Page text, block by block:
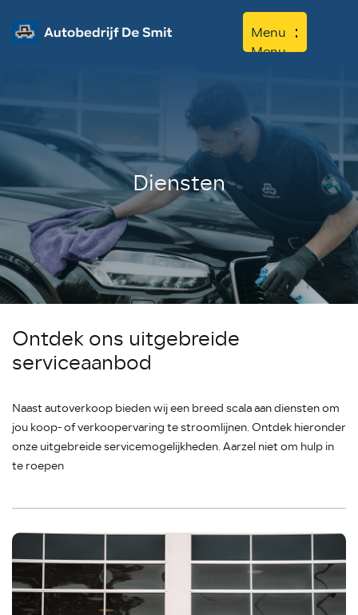
Menu
Menu
Aanbod
Diensten
Werkplaats
Over ons
Contact
Diensten
Ontdek ons ​​uitgebreide
serviceaanbod
Naast autoverkoop bieden wij een breed scala aan diensten om
jou koop- of verkoopervaring te stroomlijnen. Ontdek hieronder
onze uitgebreide servicemogelijkheden. Aarzel niet om hulp in
te roepen